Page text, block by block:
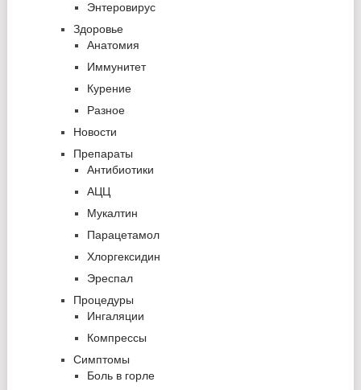
Энтеровирус
Здоровье
Анатомия
Иммунитет
Курение
Разное
Новости
Препараты
Антибиотики
АЦЦ
Мукалтин
Парацетамол
Хлоргексидин
Эреспал
Процедуры
Ингаляции
Компрессы
Симптомы
Боль в горле